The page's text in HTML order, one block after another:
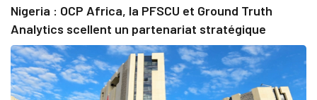
Nigeria : OCP Africa, la PFSCU et Ground Truth
Analytics scellent un partenariat stratégique